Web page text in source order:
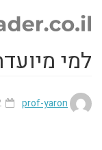
למי
prof-yaron